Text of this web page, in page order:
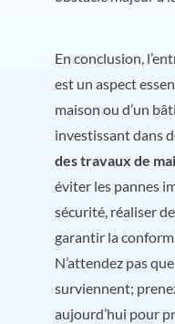
En conclusion,
est un aspect
maison ou d’un
investissant dans
des travaux de
éviter les pannes
sécurité, réaliser
garantir la
N’attendez pas
surviennent;
aujourd’hui pour